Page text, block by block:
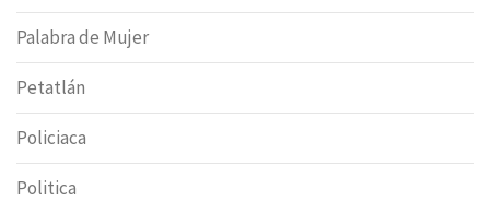
Palabra de Mujer
Petatlán
Policiaca
Politica